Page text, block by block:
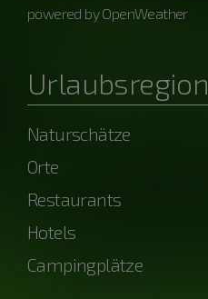
powered by OpenWeather
Urlaubsregion
Naturschätze
Orte
Restaurants
Hotels
Campingplätze